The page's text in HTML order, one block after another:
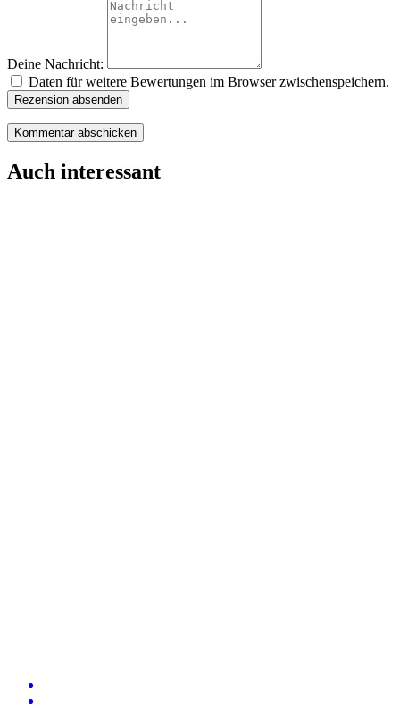
Deine Nachricht:
Daten für weitere Bewertungen im Browser zwischenspeichern.
Rezension absenden
Auch interessant